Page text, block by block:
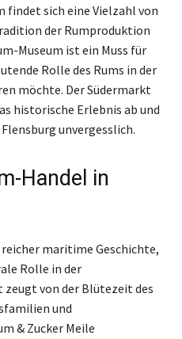
findet sich eine Vielzahl von
der Rumproduktion
Museum ist ein Muss für
Rolle des Rums in der
möchte. Der Südermarkt
historische Erlebnis ab und
unvergesslich.
Handel in
maritime Geschichte,
Rolle in der
von der Blütezeit des
und
& Zucker Meile